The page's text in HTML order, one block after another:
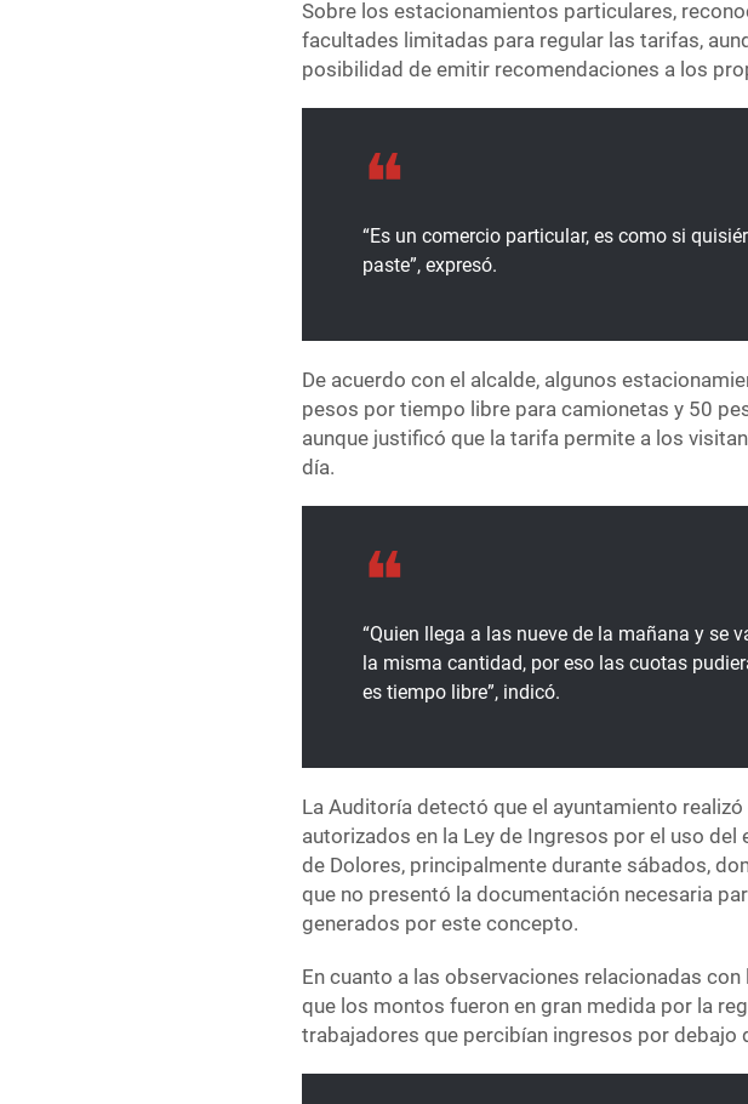
Sobre los estacionamientos particulares,
facultades limitadas para regular las tarifas,
posibilidad de emitir recomendaciones a los
“Es un comercio particular, es como si
paste”, expresó.
De acuerdo con el alcalde, algunos
pesos por tiempo libre para camionetas y 50
aunque justificó que la tarifa permite a los
día.
“Quien llega a las nueve de la mañana y se
la misma cantidad, por eso las cuotas
es tiempo libre”, indicó.
La Auditoría detectó que el ayuntamiento
autorizados en la Ley de Ingresos por el uso
de Dolores, principalmente durante sábados,
que no presentó la documentación necesaria
generados por este concepto.
En cuanto a las observaciones relacionadas
que los montos fueron en gran medida por la
trabajadores que percibían ingresos por debajo